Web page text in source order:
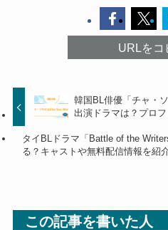
URLをコ
韓国BL俳優「チャ・
出演ドラマは？プロ
タイBLドラマ「Battle of the
る？キャストや無料配信情報を紹
この記事を書いた人